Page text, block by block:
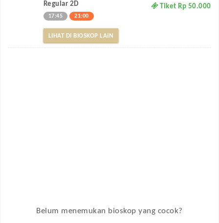
Regular 2D Tiket Rp 50.000
17:45 21:00
LIHAT DI BIOSKOP LAIN
Belum menemukan bioskop yang cocok?